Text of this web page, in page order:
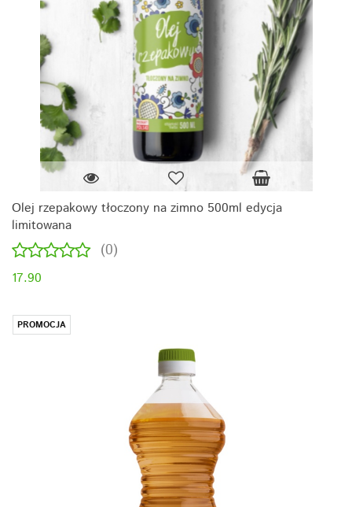
Olej rzepakowy tłoczony na zimno 500ml edycja
limitowana
(0)
17.90
PROMOCJA